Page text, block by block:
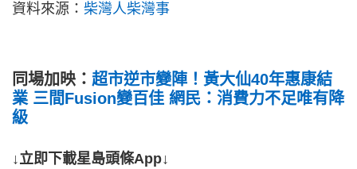
資料來源： 柴灣人柴灣事
同場加映： 超市逆市變陣！黃大仙40年惠康結
業 三間Fusion變百佳 網民：消費力不足唯有降
級
↓立即下載星島頭條App↓